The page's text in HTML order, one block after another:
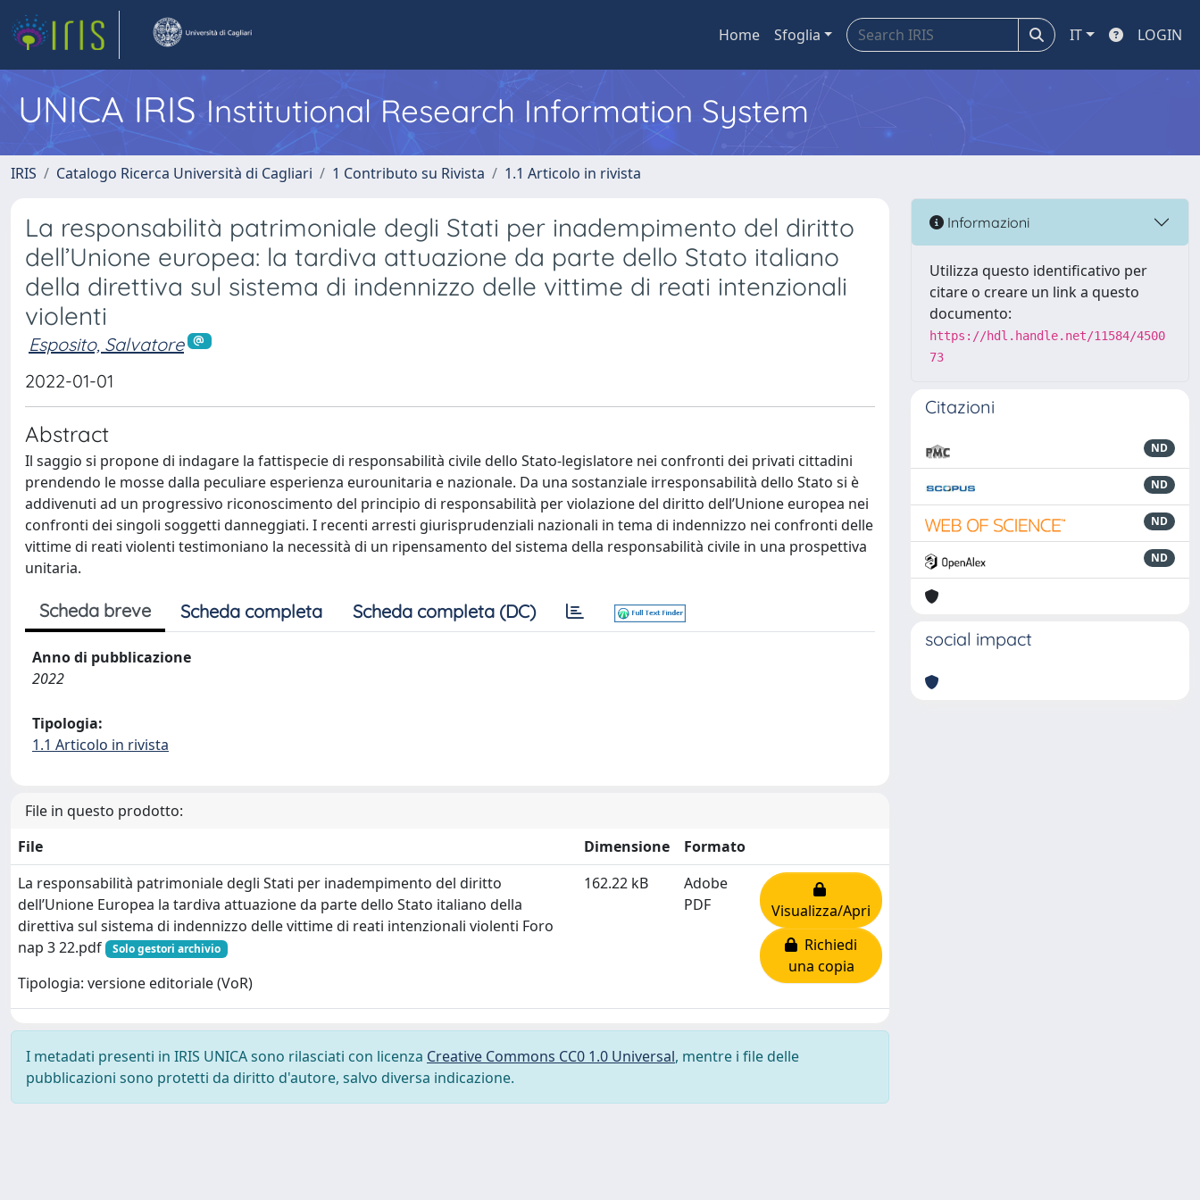
Home Sfoglia IT LOGIN
UNICA IRISInstitutional Research Information System
IRIS Catalogo Ricerca Università di Cagliari 1 Contributo su Rivista 1.1 Articolo in rivista
La responsabilità patrimoniale degli Stati per inadempimento del diritto
dell’Unione europea: la tardiva attuazione da parte dello Stato italiano
della direttiva sul sistema di indennizzo delle vittime di reati intenzionali
violenti
Esposito, Salvatore
2022-01-01
Abstract
Il saggio si propone di indagare la fattispecie di responsabilità civile dello Stato-legislatore nei confronti dei privati cittadini
prendendo le mosse dalla peculiare esperienza eurounitaria e nazionale. Da una sostanziale irresponsabilità dello Stato si è
addivenuti ad un progressivo riconoscimento del principio di responsabilità per violazione del diritto dell’Unione europea nei
confronti dei singoli soggetti danneggiati. I recenti arresti giurisprudenziali nazionali in tema di indennizzo nei confronti delle
vittime di reati violenti testimoniano la necessità di un ripensamento del sistema della responsabilità civile in una prospettiva
unitaria.
Scheda breve Scheda completa Scheda completa (DC)
Anno di pubblicazione
2022
Tipologia:
1.1 Articolo in rivista
File in questo prodotto:
File
Dimensione
Formato
La responsabilità patrimoniale degli Stati per inadempimento del diritto
dell’Unione Europea la tardiva attuazione da parte dello Stato italiano della
direttiva sul sistema di indennizzo delle vittime di reati intenzionali violenti Foro
nap 3 22.pdf
Solo gestori archivio
Tipologia: versione editoriale (VoR)
162.22 kB
Adobe
PDF
Visualizza/Apri
Richiedi
una copia
I metadati presenti in IRIS UNICA sono rilasciati con licenza Creative Commons CC0 1.0 Universal, mentre i file delle
pubblicazioni sono protetti da diritto d'autore, salvo diversa indicazione.
Informazioni
Utilizza questo identificativo per
citare o creare un link a questo
documento:
https://hdl.handle.net/11584/4500
73
Citazioni
ND
ND
ND
ND
social impact